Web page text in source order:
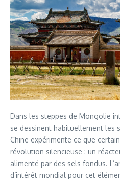
Dans les steppes de Mongolie
se dessinent habituellement les
Chine expérimente ce que
révolution silencieuse : un
alimenté par des sels fondus.
d’intérêt mondial pour cet